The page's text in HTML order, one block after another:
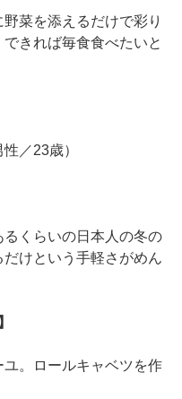
菜を添えるだけで彩り
きれば毎食食べたいと
／23歳）
るくらいの日本人の冬の
けという手軽さがめん
ユ。ロールキャベツを作